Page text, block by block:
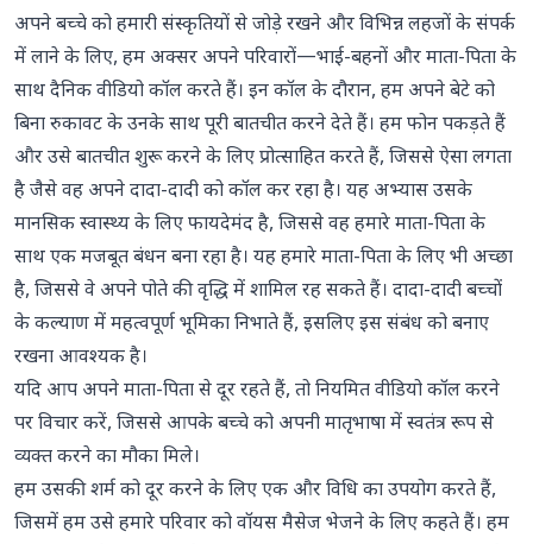
अपने बच्चे को हमारी संस्कृतियों से जोड़े रखने और विभिन्न लहजों के संपर्क
में लाने के लिए, हम अक्सर अपने परिवारों—भाई-बहनों और माता-पिता के
साथ दैनिक वीडियो कॉल करते हैं। इन कॉल के दौरान, हम अपने बेटे को
बिना रुकावट के उनके साथ पूरी बातचीत करने देते हैं। हम फोन पकड़ते हैं
और उसे बातचीत शुरू करने के लिए प्रोत्साहित करते हैं, जिससे ऐसा लगता
है जैसे वह अपने दादा-दादी को कॉल कर रहा है। यह अभ्यास उसके
मानसिक स्वास्थ्य के लिए फायदेमंद है, जिससे वह हमारे माता-पिता के
साथ एक मजबूत बंधन बना रहा है। यह हमारे माता-पिता के लिए भी अच्छा
है, जिससे वे अपने पोते की वृद्धि में शामिल रह सकते हैं। दादा-दादी बच्चों
के कल्याण में महत्वपूर्ण भूमिका निभाते हैं, इसलिए इस संबंध को बनाए
रखना आवश्यक है।
यदि आप अपने माता-पिता से दूर रहते हैं, तो नियमित वीडियो कॉल करने
पर विचार करें, जिससे आपके बच्चे को अपनी मातृभाषा में स्वतंत्र रूप से
व्यक्त करने का मौका मिले।
हम उसकी शर्म को दूर करने के लिए एक और विधि का उपयोग करते हैं,
जिसमें हम उसे हमारे परिवार को वॉयस मैसेज भेजने के लिए कहते हैं। हम